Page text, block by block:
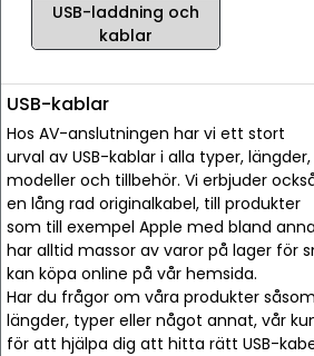
USB-laddning och
kablar
USB-kablar
Hos AV-anslutningen har vi ett stort
urval av USB-kablar i alla typer, längder,
modeller och tillbehör. Vi erbjuder
en lång rad originalkabel, till produkter
som till exempel Apple med bland
har alltid massor av varor på lager för
kan köpa online på vår hemsida.
Har du frågor om våra produkter
längder, typer eller något annat, vår
för att hjälpa dig att hitta rätt USB-